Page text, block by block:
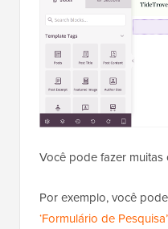
Você pode fazer muitas
Por exemplo, você
‘Formulário de Pesquisa’